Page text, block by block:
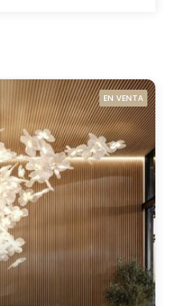
EN VENTA